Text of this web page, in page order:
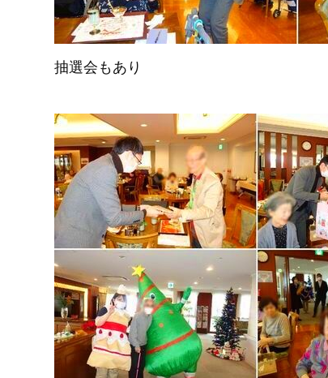
抽選会もあり